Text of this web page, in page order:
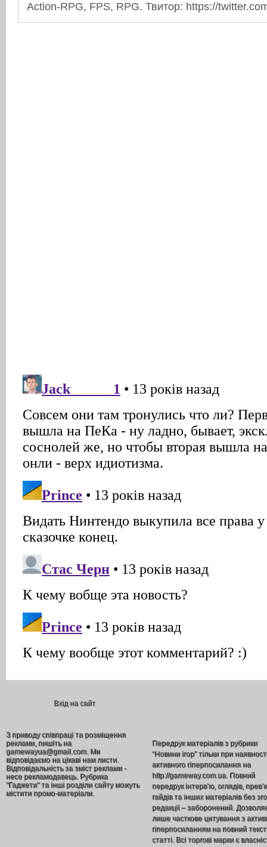
Action-RPG, FPS, RPG. Твитор: https://
Вхід на сайт
З приводу співпраці та розміщення
реклами, пишіть на
gamewayua@gmail.com. Ми
відповідаємо на цікаві нам листи.
Відповідальність за зміст реклами -
несе рекламодавець. Рубрика
"Гаджети" та інші розділи сайту можуть
містити промо-матеріали.
Передрук матеріалів з рубрики
“Новини ігор” тільки при
активного гіперпосилання на
http://gameway.com.ua. Повний
передрук інтерв’ю, оглядів,
гайдів та інших матеріалів без
редакції – заборонений.
лише часткове цитування з
гіперпосиланням на повний текст
статті. Всі торгові марки є